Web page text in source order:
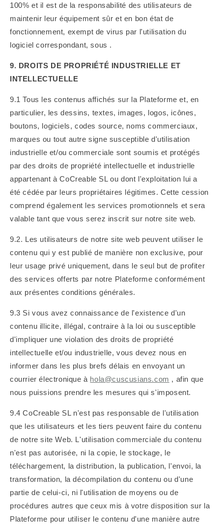
100% et il est de la responsabilité des utilisateurs de
maintenir leur équipement sûr et en bon état de
fonctionnement, exempt de virus par l'utilisation du
logiciel correspondant, sous .
9. DROITS DE PROPRIÉTÉ INDUSTRIELLE ET
INTELLECTUELLE
9.1 Tous les contenus affichés sur la Plateforme et, en
particulier, les dessins, textes, images, logos, icônes,
boutons, logiciels, codes source, noms commerciaux,
marques ou tout autre signe susceptible d'utilisation
industrielle et/ou commerciale sont soumis et protégés
par des droits de propriété intellectuelle et industrielle
appartenant à CoCreable SL ou dont l'exploitation lui a
été cédée par leurs propriétaires légitimes. Cette cession
comprend également les services promotionnels et sera
valable tant que vous serez inscrit sur notre site web.
9.2. Les utilisateurs de notre site web peuvent utiliser le
contenu qui y est publié de manière non exclusive, pour
leur usage privé uniquement, dans le seul but de profiter
des services offerts par notre Plateforme conformément
aux présentes conditions générales.
9.3 Si vous avez connaissance de l'existence d'un
contenu illicite, illégal, contraire à la loi ou susceptible
d'impliquer une violation des droits de propriété
intellectuelle et/ou industrielle, vous devez nous en
informer dans les plus brefs délais en envoyant un
courrier électronique à hola@cuscusians.com , afin que
nous puissions prendre les mesures qui s'imposent.
9.4 CoCreable SL n'est pas responsable de l'utilisation
que les utilisateurs et les tiers peuvent faire du contenu
de notre site Web. L'utilisation commerciale du contenu
n'est pas autorisée, ni la copie, le stockage, le
téléchargement, la distribution, la publication, l'envoi, la
transformation, la décompilation du contenu ou d'une
partie de celui-ci, ni l'utilisation de moyens ou de
procédures autres que ceux mis à votre disposition sur la
Plateforme pour utiliser le contenu d'une manière autre